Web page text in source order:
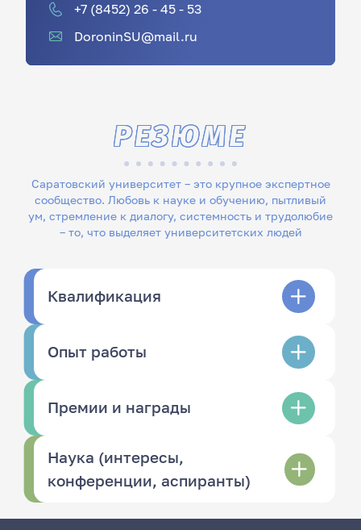
+7 (8452) 26 - 45 - 53
DoroninSU@mail.ru
Саратовский университет – это крупное экспертное
сообщество. Любовь к науке и обучению, пытливый
ум, стремление к диалогу, системность и трудолюбие
– то, что выделяет университетских людей
РЕЗЮМЕ
Квалификация
Опыт работы
Премии и награды
Наука (интересы,
конференции, аспиранты)